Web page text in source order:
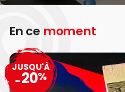
En ce moment
JUSQU'À
-20%